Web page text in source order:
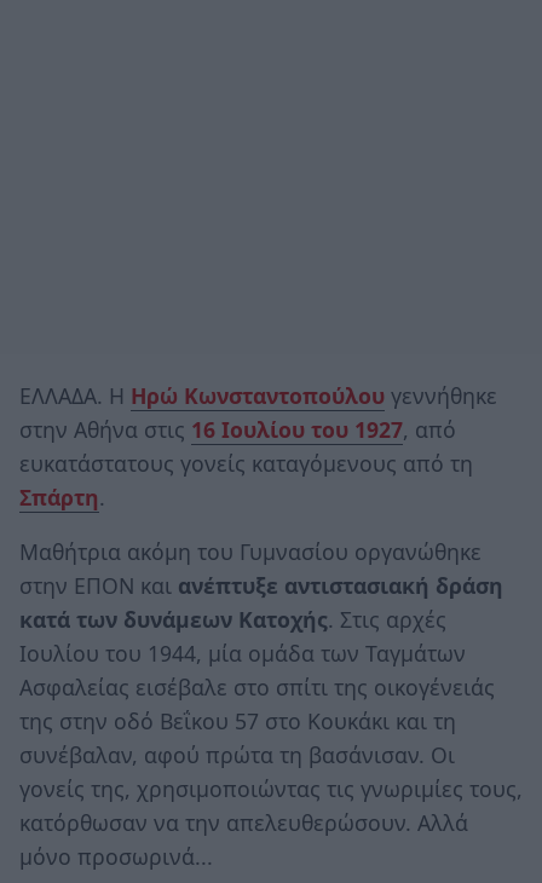
ΕΛΛΑΔΑ. Η Ηρώ Κωνσταντοπούλου γεννήθηκε
στην Αθήνα στις 16 Ιουλίου του 1927, από
ευκατάστατους γονείς καταγόμενους από τη
Σπάρτη.
Μαθήτρια ακόμη του Γυμνασίου οργανώθηκε
στην ΕΠΟΝ και ανέπτυξε αντιστασιακή δράση
κατά των δυνάμεων Κατοχής. Στις αρχές
Ιουλίου του 1944, μία ομάδα των Ταγμάτων
Ασφαλείας εισέβαλε στο σπίτι της οικογένειάς
της στην οδό Βεΐκου 57 στο Κουκάκι και τη
συνέβαλαν, αφού πρώτα τη βασάνισαν. Οι
γονείς της, χρησιμοποιώντας τις γνωριμίες τους,
κατόρθωσαν να την απελευθερώσουν. Αλλά
μόνο προσωρινά...